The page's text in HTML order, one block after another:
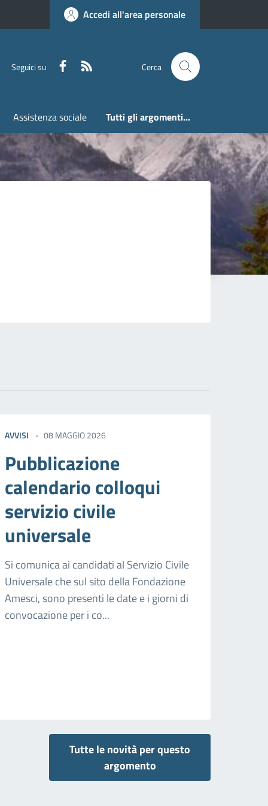
Accedi all'area personale
Seguici su Faceboook Cerca
Assistenza sociale Tutti gli argomenti...
AVVISI 08 MAGGIO 2026
Pubblicazione
calendario colloqui
servizio civile
universale
Si comunica ai candidati al Servizio Civile
Universale che sul sito della Fondazione
Amesci, sono presenti le date e i giorni di
convocazione per i co...
Tutte le novità per questo
argomento